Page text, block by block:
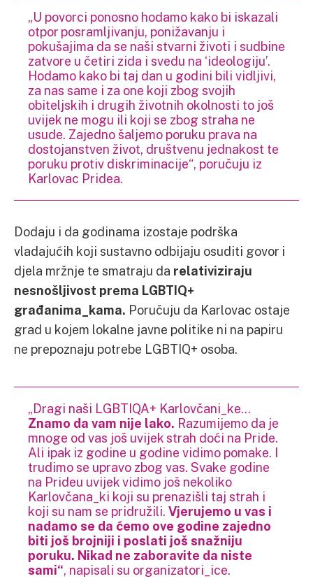
„U povorci ponosno hodamo kako bi iskazali
otpor posramljivanju, ponižavanju i
pokušajima da se naši stvarni životi i sudbine
zatvore u četiri zida i svedu na ‘ideologiju’.
Hodamo kako bi taj dan u godini bili vidljivi,
za nas same i za one koji zbog svojih
obiteljskih i drugih životnih okolnosti to još
uvijek ne mogu ili koji se zbog straha ne
usude. Zajedno šaljemo poruku prava na
dostojanstven život, društvenu jednakost te
poruku protiv diskriminacije“, poručuju iz
Karlovac Pridea.
Dodaju i da godinama izostaje podrška
vladajućih koji sustavno odbijaju osuditi govor i
djela mržnje te smatraju da relativiziraju
nesnošljivost prema LGBTIQ+
građanima_kama. Poručuju da Karlovac ostaje
grad u kojem lokalne javne politike ni na papiru
ne prepoznaju potrebe LGBTIQ+ osoba.
„Dragi naši LGBTIQA+ Karlovčani_ke…
Znamo da vam nije lako. Razumijemo da je
mnoge od vas još uvijek strah doći na Pride.
Ali ipak iz godine u godine vidimo pomake. I
trudimo se upravo zbog vas. Svake godine
na Prideu uvijek vidimo još nekoliko
Karlovčana_ki koji su prenazišli taj strah i
koji su nam se pridružili. Vjerujemo u vas i
nadamo se da ćemo ove godine zajedno
biti još brojniji i poslati još snažniju
poruku. Nikad ne zaboravite da niste
sami“, napisali su organizatori_ice.